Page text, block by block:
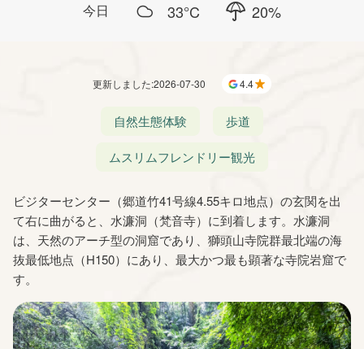
今日 33°C 20%
更新しました:2026-07-30 4.4
自然生態体験 歩道
ムスリムフレンドリー観光
ビジターセンター（郷道竹41号線4.55キロ地点）の玄関を出
て右に曲がると、水濂洞（梵音寺）に到着します。水濂洞
は、天然のアーチ型の洞窟であり、獅頭山寺院群最北端の海
抜最低地点（H150）にあり、最大かつ最も顕著な寺院岩窟で
す。